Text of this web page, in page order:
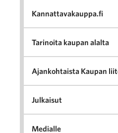
Kannattavakauppa.fi
Tarinoita kaupan alalta
Ajankohtaista Kaupan
Julkaisut
Medialle